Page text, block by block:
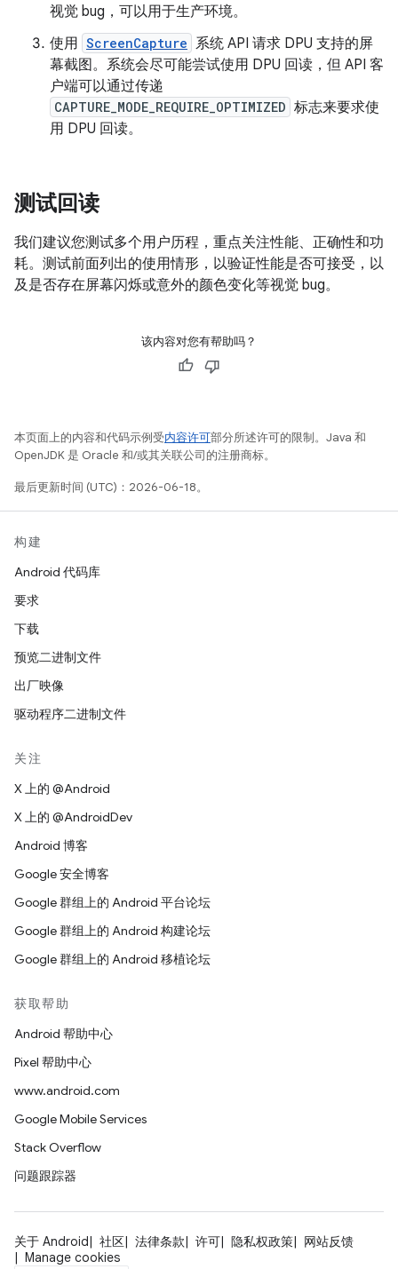
视觉 bug，可以用于生产环境。
使用 ScreenCapture 系统 API 请求 DPU 支持的屏
幕截图。系统会尽可能尝试使用 DPU 回读，但 API 客
户端可以通过传递
CAPTURE_MODE_REQUIRE_OPTIMIZED 标志来要求使
用 DPU 回读。
测试回读
我们建议您测试多个用户历程，重点关注性能、正确性和功
耗。测试前面列出的使用情形，以验证性能是否可接受，以
及是否存在屏幕闪烁或意外的颜色变化等视觉 bug。
该内容对您有帮助吗？
本页面上的内容和代码示例受内容许可部分所述许可的限制。Java 和
OpenJDK 是 Oracle 和/或其关联公司的注册商标。
最后更新时间 (UTC)：2026-06-18。
构建
Android 代码库
要求
下载
预览二进制文件
出厂映像
驱动程序二进制文件
关注
X 上的 @Android
X 上的 @AndroidDev
Android 博客
Google 安全博客
Google 群组上的 Android 平台论坛
Google 群组上的 Android 构建论坛
Google 群组上的 Android 移植论坛
获取帮助
Android 帮助中心
Pixel 帮助中心
www.android.com
Google Mobile Services
Stack Overflow
问题跟踪器
关于 Android 社区 法律条款 许可 隐私权政策
网站反馈
Manage cookies